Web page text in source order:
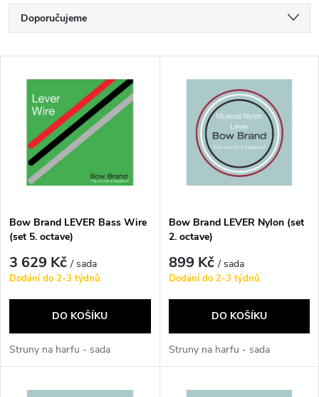
Ř
a
p
r
o
d
u
Doporučujeme
Nejprodávanější
Abecedně
V
s
p
r
d
Bow Brand LEVER Bass Wire
(set 5. octave)
3 629 Kč/ sada
Dodání do 2-3 týdnů
DO KOŠÍKU
Struny na harfu - sada
Bow Brand LEVER Nylon (set
2. octave)
899 Kč/ sada
Dodání do 2-3 týdnů
DO KOŠÍKU
Struny na harfu - sada